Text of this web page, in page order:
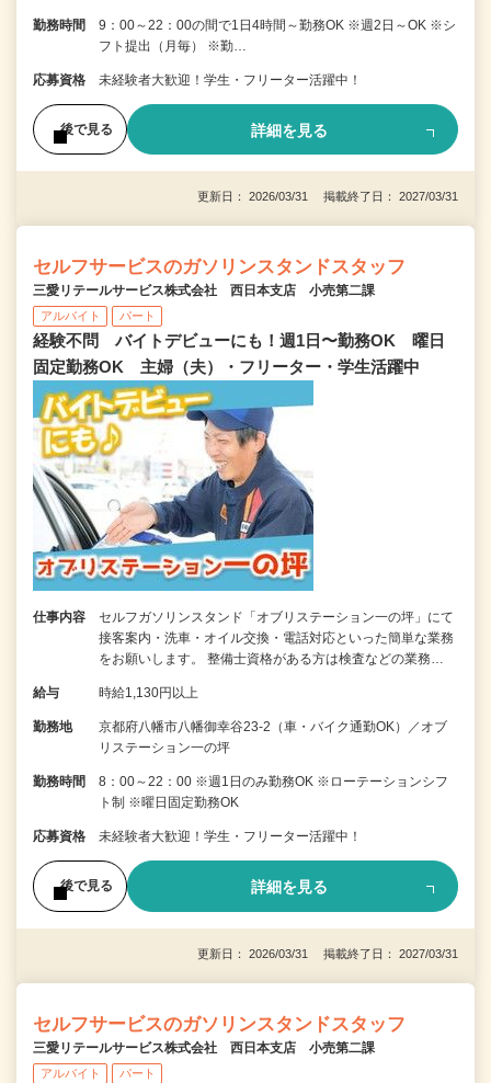
勤務時間
9：00～22：00の間で1日4時間～勤務OK ※週2日～OK ※シ
フト提出（月毎） ※勤…
応募資格 未経験者大歓迎！学生・フリーター活躍中！
後で見る 詳細を見る
更新日： 2026/03/31 掲載終了日： 2027/03/31
セルフサービスのガソリンスタンドスタッフ
三愛リテールサービス株式会社 西日本支店 小売第二課
アルバイト パート
経験不問 バイトデビューにも！週1日〜勤務OK 曜日
固定勤務OK 主婦（夫）・フリーター・学生活躍中
仕事内容
セルフガソリンスタンド「オブリステーション一の坪」にて
接客案内・洗車・オイル交換・電話対応といった簡単な業務
をお願いします。 整備士資格がある方は検査などの業務…
給与 時給1,130円以上
勤務地
京都府八幡市八幡御幸谷23-2（車・バイク通勤OK）／オブ
リステーション一の坪
勤務時間
8：00～22：00 ※週1日のみ勤務OK ※ローテーションシフ
ト制 ※曜日固定勤務OK
応募資格 未経験者大歓迎！学生・フリーター活躍中！
後で見る 詳細を見る
更新日： 2026/03/31 掲載終了日： 2027/03/31
セルフサービスのガソリンスタンドスタッフ
三愛リテールサービス株式会社 西日本支店 小売第二課
アルバイト パート